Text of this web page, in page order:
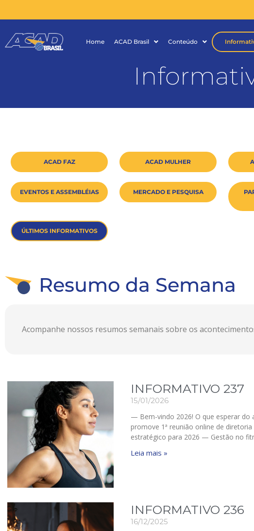
Home ACAD Brasil Conteúdo
ACAD FAZ ACAD MULHER
EVENTOS E ASSEMBLÉIAS MERCADO E PESQUISA
ÚLTIMOS INFORMATIVOS
Resumo da Semana
Acompanhe nossos resumos semanais sobre os
INFORMATIVO 237
15/01/2026
— Bem-vindo 2026! O que esperar
promove 1ª reunião online de
estratégico para 2026 — Gestão no
Leia mais »
INFORMATIVO 236
16/12/2025